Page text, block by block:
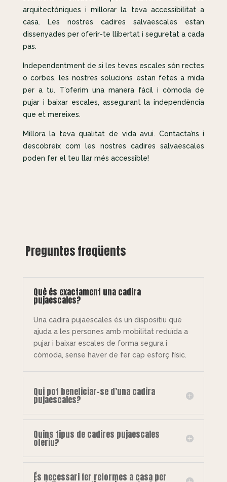
arquitectòniques i millorar la teva accessibilitat a
casa. Les nostres cadires salvaescales estan
dissenyades per oferir-te llibertat i seguretat a cada
pas.
Independentment de si les teves escales són rectes
o corbes, les nostres solucions estan fetes a mida
per a tu. T’oferim una manera fàcil i còmoda de
pujar i baixar escales, assegurant la independència
que et mereixes.
Millora la teva qualitat de vida avui. Contacta’ns i
descobreix com les nostres cadires salvaescales
poden fer el teu llar més accessible!
Preguntes freqüents
Què és exactament una cadira
pujaescales?
Una cadira pujaescales és un dispositiu que
ajuda a les persones amb mobilitat reduïda a
pujar i baixar escales de forma segura i
còmoda, sense haver de fer cap esforç físic.
Qui pot beneficiar-se d’una cadira
pujaescales?
Quins tipus de cadires pujaescales
oferiu?
És necessari fer reformes a casa per